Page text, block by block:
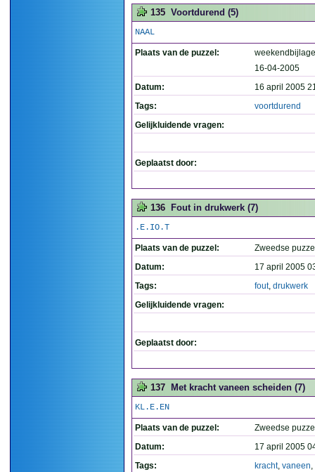
135 Voortdurend (5)
NAAL
Plaats van de puzzel:
16-04-2005
Datum:
16 april 2005
Tags:
voortdurend
Gelijkluidende vragen:
Geplaatst door:
136 Fout in drukwerk (7)
.E.IO.T
Plaats van de puzzel:
Zweedse
Datum:
17 april 2005
Tags:
fout, drukwerk
Gelijkluidende vragen:
Geplaatst door:
137 Met kracht vaneen scheiden (7)
KL.E.EN
Plaats van de puzzel:
Zweedse
Datum:
17 april 2005
Tags:
kracht, vaneen,